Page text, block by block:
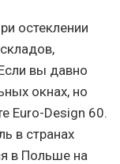
остеклении
вы давно
окнах, но
Euro-Design 60.
в странах
в Польше на